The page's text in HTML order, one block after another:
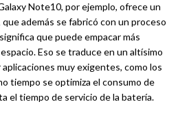
Note10, por ejemplo, ofrece un
además se fabricó con un proceso
que puede empacar más
Eso se traduce en un altísimo
muy exigentes, como los
tiempo se optimiza el consumo de
el tiempo de servicio de la batería.